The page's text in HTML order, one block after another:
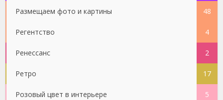
Размещаем фото и картины 48
Регентство 4
Ренессанс 2
Ретро 17
Розовый цвет в интерьере 5